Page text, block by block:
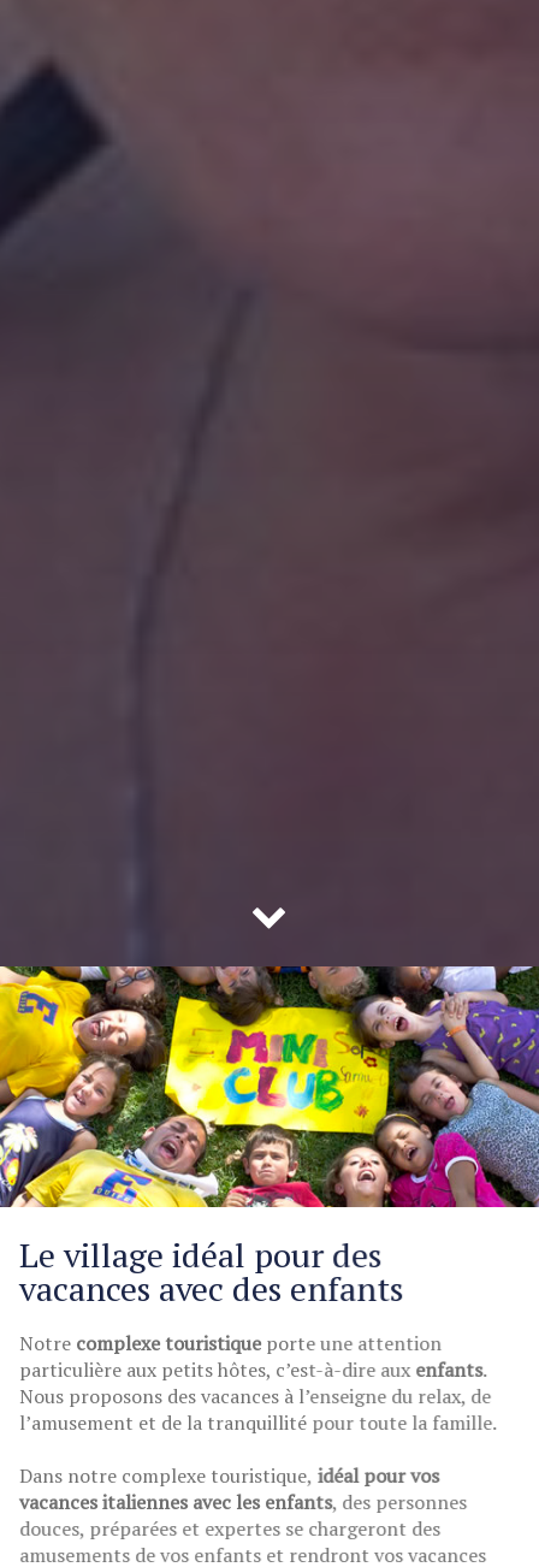
Le village idéal pour des
vacances avec des enfants
Notre complexe touristiqueporte une attention
particulière aux petits hôtes, c’est-à-dire auxenfants.
Nous proposons des vacances à l’enseigne du relax, de
l’amusement et de la tranquillité pour toute la famille.
Dans notre complexe touristique, idéal pour vos
vacances italiennes avec les enfants, des personnes
douces, préparées et expertes se chargeront des
amusements de vos enfants et rendront vos vacances